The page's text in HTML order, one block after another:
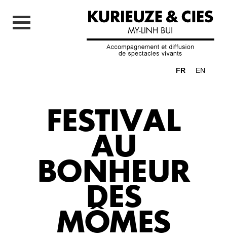
FR EN
FESTIVAL
AU
BONHEUR
DES
MÔMES